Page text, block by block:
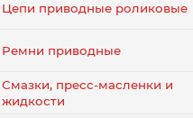
Цепи приводные роликовые
Ремни приводные
Смазки, пресс-масленки и
жидкости